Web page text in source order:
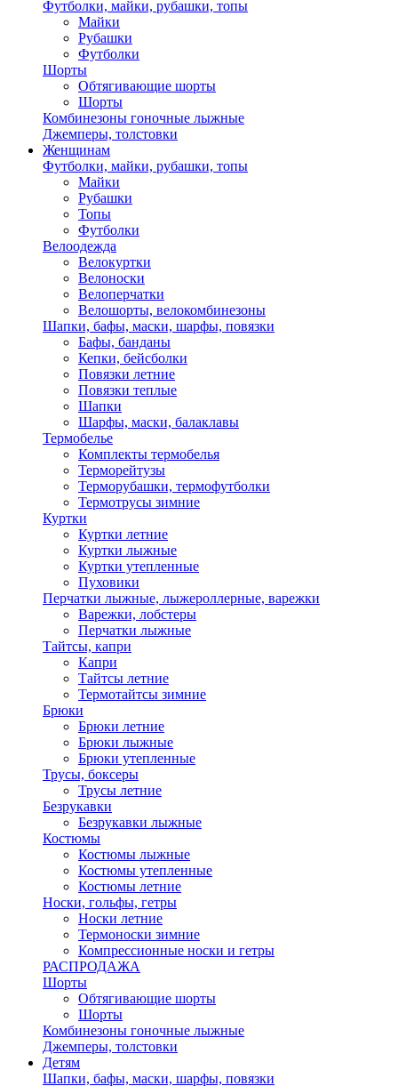
Футболки, майки, рубашки, топы
Майки
Рубашки
Футболки
Шорты
Обтягивающие шорты
Шорты
Комбинезоны гоночные лыжные
Джемперы, толстовки
Женщинам
Футболки, майки, рубашки, топы
Майки
Рубашки
Топы
Футболки
Велоодежда
Велокуртки
Велоноски
Велоперчатки
Велошорты, велокомбинезоны
Шапки, бафы, маски, шарфы, повязки
Бафы, банданы
Кепки, бейсболки
Повязки летние
Повязки теплые
Шапки
Шарфы, маски, балаклавы
Термобелье
Комплекты термобелья
Терморейтузы
Терморубашки, термофутболки
Термотрусы зимние
Куртки
Куртки летние
Куртки лыжные
Куртки утепленные
Пуховики
Перчатки лыжные, лыжероллерные, варежки
Варежки, лобстеры
Перчатки лыжные
Тайтсы, капри
Капри
Тайтсы летние
Термотайтсы зимние
Брюки
Брюки летние
Брюки лыжные
Брюки утепленные
Трусы, боксеры
Трусы летние
Безрукавки
Безрукавки лыжные
Костюмы
Костюмы лыжные
Костюмы утепленные
Костюмы летние
Носки, гольфы, гетры
Носки летние
Термоноски зимние
Компрессионные носки и гетры
РАСПРОДАЖА
Шорты
Обтягивающие шорты
Шорты
Комбинезоны гоночные лыжные
Джемперы, толстовки
Детям
Шапки, бафы, маски, шарфы, повязки